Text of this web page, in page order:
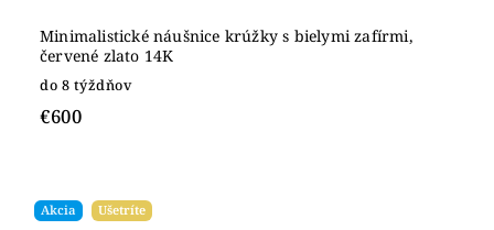
Minimalistické náušnice krúžky s bielymi zafírmi,
červené zlato 14K
do 8 týždňov
€600
Akcia Ušetríte